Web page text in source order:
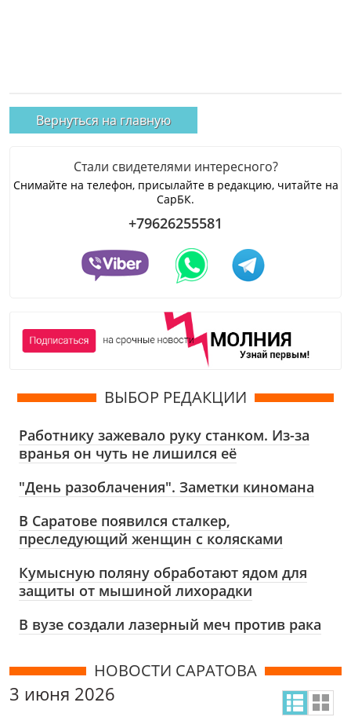
Вернуться на главную
Стали свидетелями интересного?
Снимайте на телефон, присылайте в редакцию, читайте на
СарБК.
+79626255581
ВЫБОР РЕДАКЦИИ
Работнику зажевало руку станком. Из-за
вранья он чуть не лишился её
"День разоблачения". Заметки киномана
В Саратове появился сталкер,
преследующий женщин с колясками
Кумысную поляну обработают ядом для
защиты от мышиной лихорадки
В вузе создали лазерный меч против рака
НОВОСТИ САРАТОВА
3 июня 2026